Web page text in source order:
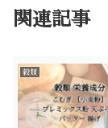
関連記事
穀類